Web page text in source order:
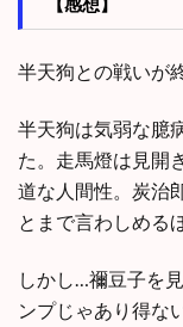
半天狗との戦いが
半天狗は気弱な臆
た。走馬燈は見開
道な人間性。炭治
とまで言わしめる
しかし…禰豆子を
ンプじゃあり得な